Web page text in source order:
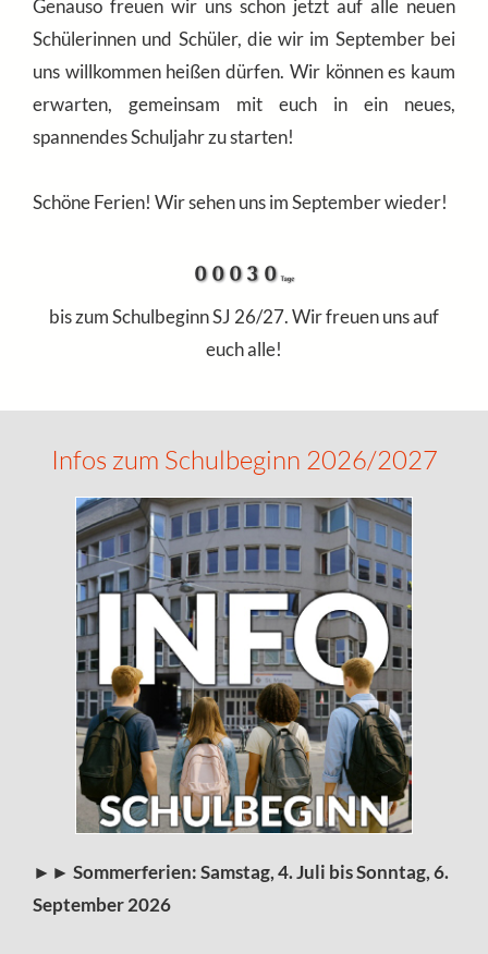
Genauso freuen wir uns schon jetzt auf alle neuen
Schülerinnen und Schüler, die wir im September bei
uns willkommen heißen dürfen. Wir können es kaum
erwarten, gemeinsam mit euch in ein neues,
spannendes Schuljahr zu starten!
Schöne Ferien! Wir sehen uns im September wieder!
bis zum Schulbeginn SJ 26/27. Wir freuen uns auf
euch alle!
Infos zum Schulbeginn 2026/2027
►► Sommerferien: Samstag, 4. Juli bis Sonntag, 6.
September 2026